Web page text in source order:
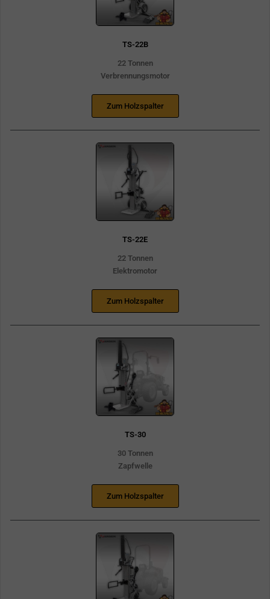
TS-22B
22 Tonnen
Verbrennungsmotor
Zum Holzspalter
TS-22E
22 Tonnen
Elektromotor
Zum Holzspalter
TS-30
30 Tonnen
Zapfwelle
Zum Holzspalter